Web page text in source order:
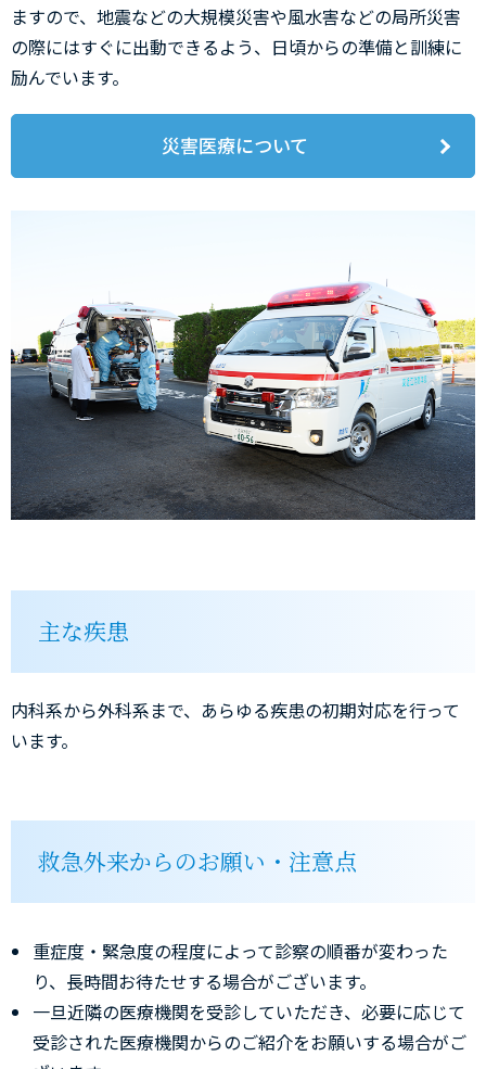
ますので、地震などの大規模災害や風水害などの局所災害
の際にはすぐに出動できるよう、日頃からの準備と訓練に
励んでいます。
災害医療について
主な疾患
内科系から外科系まで、あらゆる疾患の初期対応を行って
います。
救急外来からのお願い・注意点
重症度・緊急度の程度によって診察の順番が変わった
り、長時間お待たせする場合がございます。
一旦近隣の医療機関を受診していただき、必要に応じて
受診された医療機関からのご紹介をお願いする場合がご